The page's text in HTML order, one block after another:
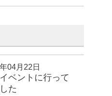
04月22日
ベントに行って
た